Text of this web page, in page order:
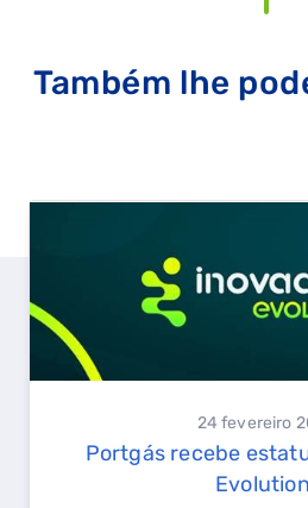
Também lhe
24 fevereiro
Portgás recebe
QUERO TER GÁS